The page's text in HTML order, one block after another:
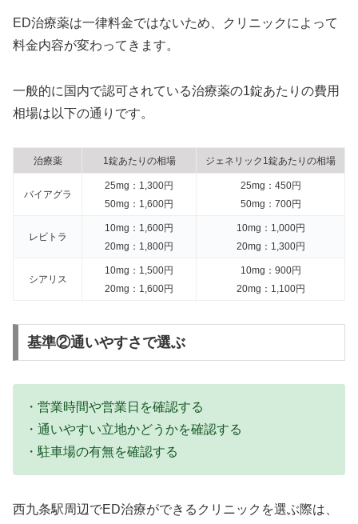
ED治療薬は一律料金ではないため、クリニックによって
料金内容が変わってきます。
一般的に国内で認可されている治療薬の1錠あたりの費用
相場は以下の通りです。
治療薬 1錠あたりの相場 ジェネリック1錠あたりの相場
バイアグラ
25mg：1,300円
50mg：1,600円
25mg：450円
50mg：700円
レビトラ
10mg：1,600円
20mg：1,800円
10mg：1,000円
20mg：1,300円
シアリス
10mg：1,500円
20mg：1,600円
10mg：900円
20mg：1,100円
基準②通いやすさで選ぶ
・営業時間や営業日を確認する
・通いやすい立地かどうかを確認する
・駐車場の有無を確認する
西九条駅周辺でED治療ができるクリニックを選ぶ際は、